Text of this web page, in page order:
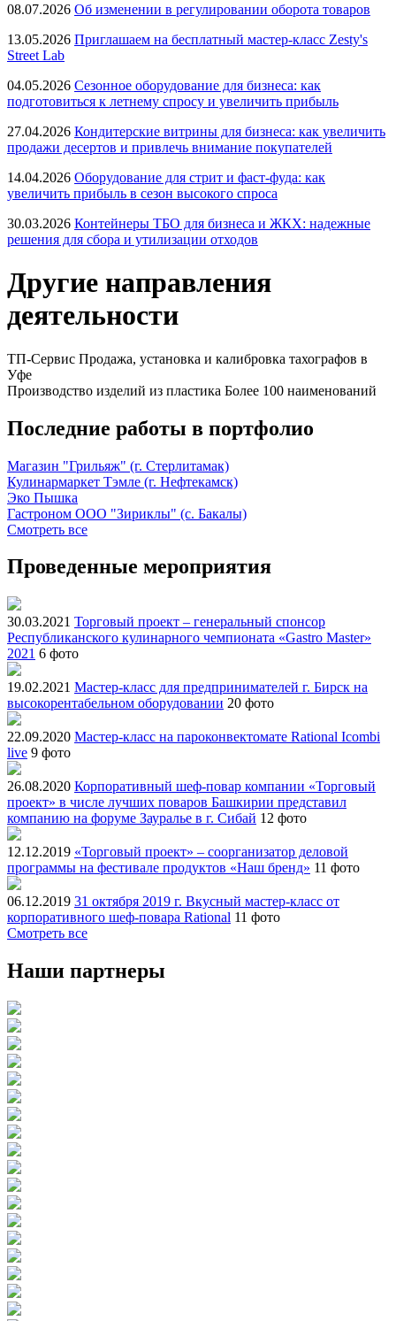
08.07.2026 Об изменении в регулировании оборота товаров
13.05.2026 Приглашаем на бесплатный мастер-класс Zesty's
Street Lab
04.05.2026 Сезонное оборудование для бизнеса: как
подготовиться к летнему спросу и увеличить прибыль
27.04.2026 Кондитерские витрины для бизнеса: как увеличить
продажи десертов и привлечь внимание покупателей
14.04.2026 Оборудование для стрит и фаст-фуда: как
увеличить прибыль в сезон высокого спроса
30.03.2026 Контейнеры ТБО для бизнеса и ЖКХ: надежные
решения для сбора и утилизации отходов
Другие направления
деятельности
ТП-Сервис Продажа, установка и калибровка тахографов в
Уфе
Производство изделий из пластика Более 100 наименований
Последние работы в портфолио
Магазин "Грильяж" (г. Стерлитамак)
Кулинармаркет Тэмле (г. Нефтекамск)
Эко Пышка
Гастроном ООО "Зириклы" (с. Бакалы)
Смотреть все
Проведенные мероприятия
30.03.2021 Торговый проект – генеральный спонсор
Республиканского кулинарного чемпионата «Gastro Master»
2021 6 фото
19.02.2021 Мастер-класс для предпринимателей г. Бирск на
высокорентабельном оборудовании 20 фото
22.09.2020 Мастер-класс на пароконвектомате Rational Icombi
live 9 фото
26.08.2020 Корпоративный шеф-повар компании «Торговый
проект» в числе лучших поваров Башкирии представил
компанию на форуме Зауралье в г. Сибай 12 фото
12.12.2019 «Торговый проект» – соорганизатор деловой
программы на фестивале продуктов «Наш бренд» 11 фото
06.12.2019 31 октября 2019 г. Вкусный мастер-класс от
корпоративного шеф-повара Rational 11 фото
Смотреть все
Наши партнеры